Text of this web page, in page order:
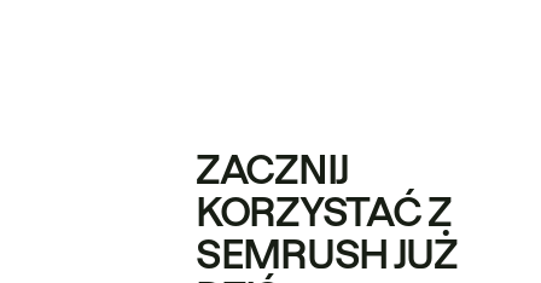
ZACZNIJ
KORZYSTAĆ Z
SEMRUSH JUŻ